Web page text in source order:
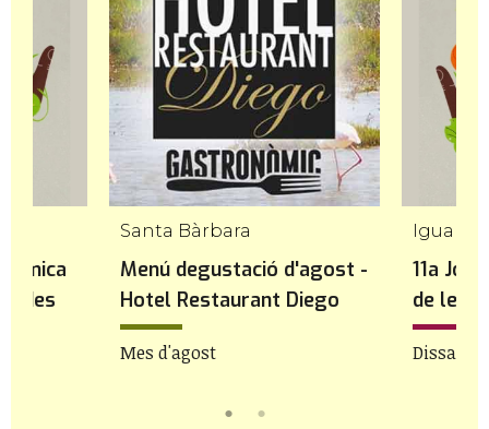
Santa Bàrbara
Menú degustació d'agost -
Hotel Restaurant Diego
Mes d'agost
11a
de les
Dissabte